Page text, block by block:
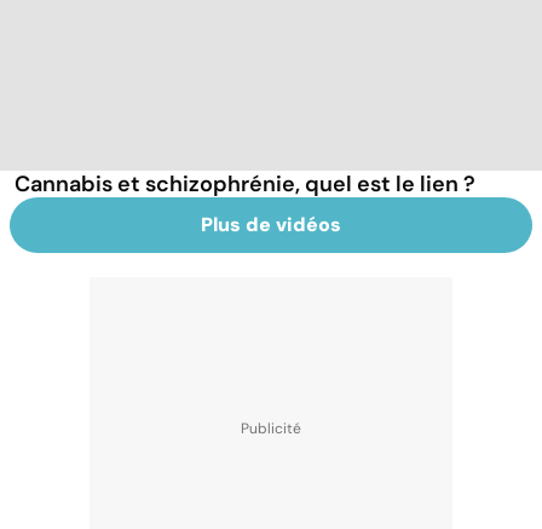
Cannabis et schizophrénie, quel est le lien ?
Plus de vidéos